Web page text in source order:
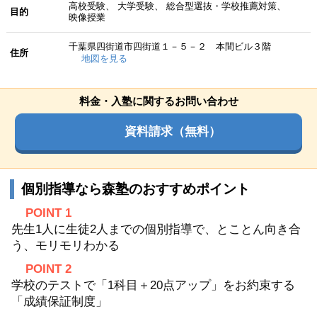
目的
高校受験 大学受験
総合型選抜・学校推薦対策
映像授業
住所
千葉県四街道市四街道１－５－２ 本間ビル３階
地図を見る
料金・入塾に関するお問い合わせ
資料請求（無料）
個別指導なら森塾のおすすめポイント
POINT 1
先生1人に生徒2人までの個別指導で、とことん向き合
う、モリモリわかる
POINT 2
学校のテストで「1科目＋20点アップ」をお約束する
「成績保証制度」